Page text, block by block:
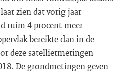
zien dat vorig jaar
ruim 4 procent meer
bereikte dan in de
deze satellietmetingen
De grondmetingen geven